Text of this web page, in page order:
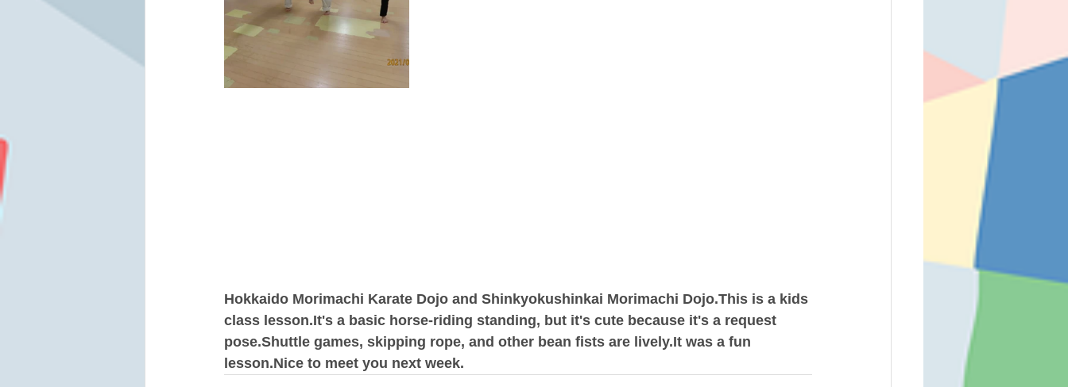
Hokkaido Morimachi Karate Dojo and Shinkyokushinkai Morimachi Dojo.This is a kids
class lesson.It's a basic horse-riding standing, but it's cute because it's a request
pose.Shuttle games, skipping rope, and other bean fists are lively.It was a fun
lesson.Nice to meet you next week.